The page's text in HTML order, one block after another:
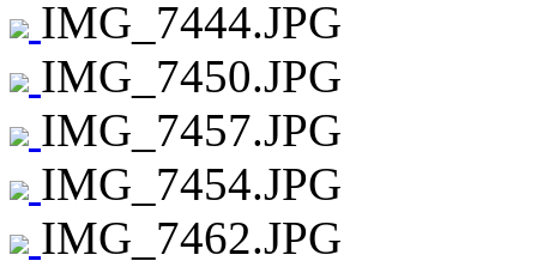
IMG_7444.JPG
IMG_7450.JPG
IMG_7457.JPG
IMG_7454.JPG
IMG_7462.JPG